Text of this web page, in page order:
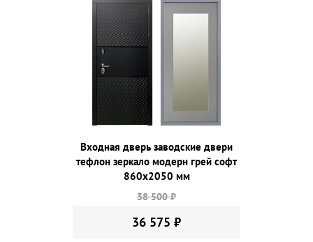
Входная дверь заводские двери
тефлон зеркало модерн грей софт
860х2050 мм
38 500 ₽
36 575 ₽